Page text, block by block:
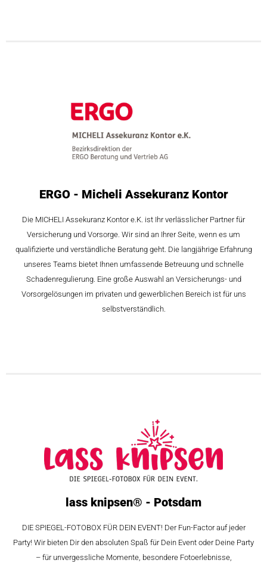
ERGO - Micheli Assekuranz Kontor
Die MICHELI Assekuranz Kontor e.K. ist Ihr verlässlicher Partner für
Versicherung und Vorsorge. Wir sind an Ihrer Seite, wenn es um
qualifizierte und verständliche Beratung geht. Die langjährige Erfahrung
unseres Teams bietet Ihnen umfassende Betreuung und schnelle
Schadenregulierung. Eine große Auswahl an Versicherungs- und
Vorsorgelösungen im privaten und gewerblichen Bereich ist für uns
selbstverständlich.
lass knipsen® - Potsdam
DIE SPIEGEL-FOTOBOX FÜR DEIN EVENT! Der Fun-Factor auf jeder
Party! Wir bieten Dir den absoluten Spaß für Dein Event oder Deine Party
– für unvergessliche Momente, besondere Fotoerlebnisse,